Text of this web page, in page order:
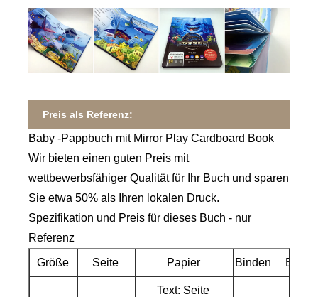
Preis als Referenz:
Baby -Pappbuch mit Mirror Play Cardboard Book
Wir bieten einen guten Preis mit
wettbewerbsfähiger Qualität für Ihr Buch und sparen
Sie etwa 50% als Ihren lokalen Druck.
Spezifikation und Preis für dieses Buch - nur
Referenz
Größe Seite Papier Binden
Text: Seite